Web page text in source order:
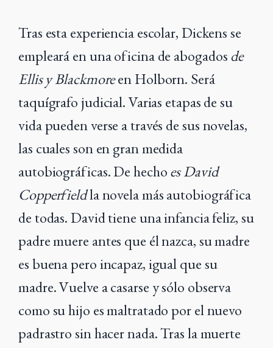
Tras esta experiencia escolar, Dickens se
empleará en una oficina de abogadosde
Ellis y Blackmoreen Holborn. Será
taquígrafo judicial. Varias etapas de su
vida pueden verse a través de sus novelas,
las cuales son en gran medida
autobiográficas. De hechoes David
Copperfieldla novela más autobiográfica
de todas. David tiene una infancia feliz, su
padre muere antes que él nazca, su madre
es buena pero incapaz, igual que su
madre. Vuelve a casarse y sólo observa
como su hijo es maltratado por el nuevo
padrastro sin hacer nada. Tras la muerte